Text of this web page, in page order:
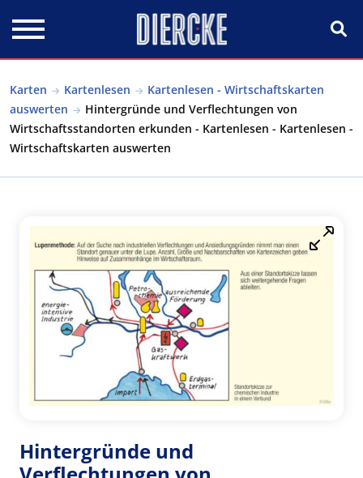
Karten Kartenlesen
Kartenlesen - Wirtschaftskarten
auswerten
Hintergründe und Verflechtungen von
Wirtschaftsstandorten erkunden - Kartenlesen - Kartenlesen -
Wirtschaftskarten auswerten
Hintergründe und